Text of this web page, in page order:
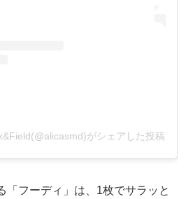
がシェアした投稿
「フーディ」は、1枚でサラッと